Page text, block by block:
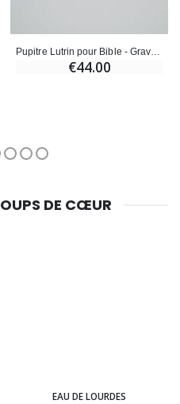
€44.00
DE CŒUR
EAU DE LOURDES